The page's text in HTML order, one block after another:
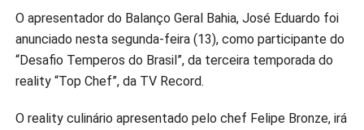
O apresentador do Balanço Geral Bahia, José Eduardo foi
anunciado nesta segunda-feira (13), como participante do
“Desafio Temperos do Brasil”, da terceira temporada do
reality “Top Chef”, da TV Record.
O reality culinário apresentado pelo chef Felipe Bronze, irá